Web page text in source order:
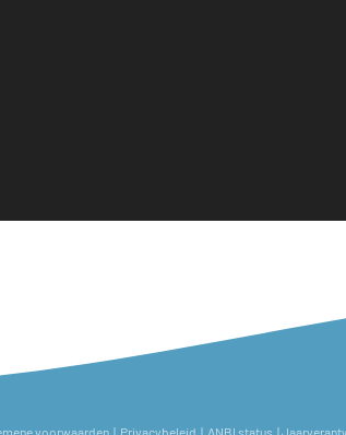
voorwaarden| Privacybeleid | ANBI status |